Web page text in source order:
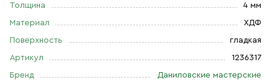
Толщина 4 мм
Материал ХДФ
Поверхность гладкая
Артикул 1236317
Бренд Даниловские мастерские